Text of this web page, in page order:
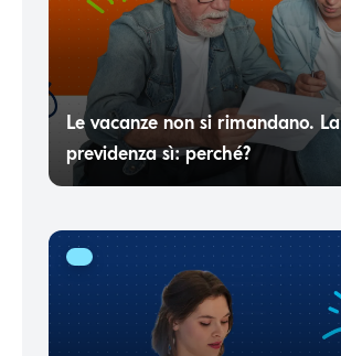
Le vacanze non si rimandano. La
previdenza sì: perché?